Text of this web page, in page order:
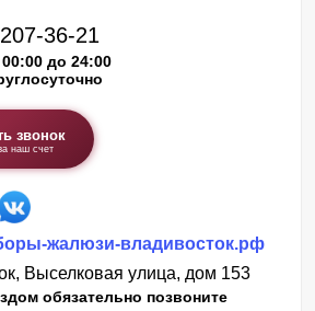
36-21
до 24:00
звонок
наш счет
жалюзи-владивосток.рф
Выселковая улица, дом 153
обязательно позвоните